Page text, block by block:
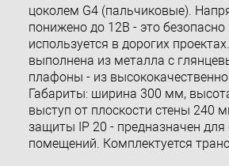
цоколем G4 (пальчиковые).
понижено до 12В - это безопасно
используется в дорогих
выполнена из металла с
плафоны - из
Габариты: ширина 300 мм,
выступ от плоскости стены 240
защиты IP 20 - предназначен для
помещений. Комплектуется